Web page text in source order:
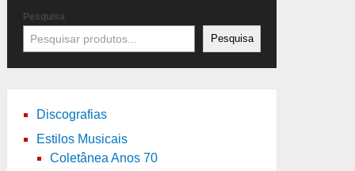
Pesquisa
Pesquisa
Discografias
Estilos Musicais
Coletânea Anos 70